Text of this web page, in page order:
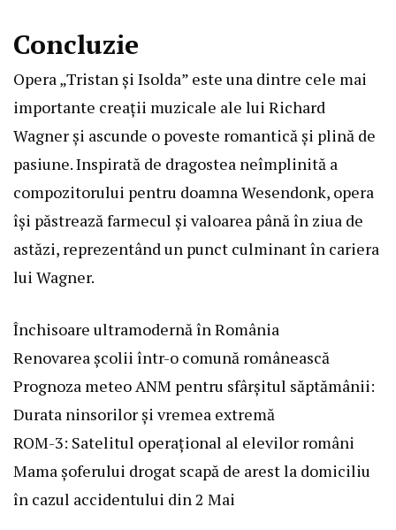
Concluzie
Opera „Tristan şi Isolda” este una dintre cele mai
importante creații muzicale ale lui Richard
Wagner și ascunde o poveste romantică și plină de
pasiune. Inspirată de dragostea neîmplinită a
compozitorului pentru doamna Wesendonk, opera
își păstrează farmecul și valoarea până în ziua de
astăzi, reprezentând un punct culminant în cariera
lui Wagner.
Închisoare ultramodernă în România
Renovarea școlii într-o comună românească
Prognoza meteo ANM pentru sfârșitul săptămânii:
Durata ninsorilor și vremea extremă
ROM-3: Satelitul operațional al elevilor români
Mama șoferului drogat scapă de arest la domiciliu
în cazul accidentului din 2 Mai